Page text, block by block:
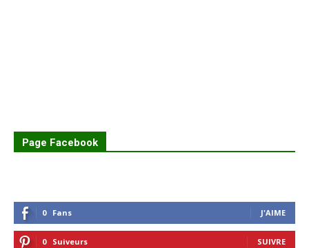
Page Facebook
0 Fans J'AIME
0 Suiveurs SUIVRE